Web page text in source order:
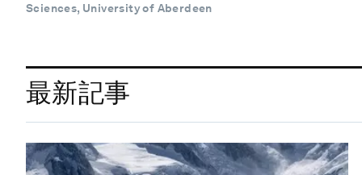
Sciences, University of Aberdeen
最新記事